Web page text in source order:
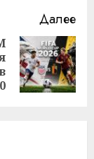
Далее